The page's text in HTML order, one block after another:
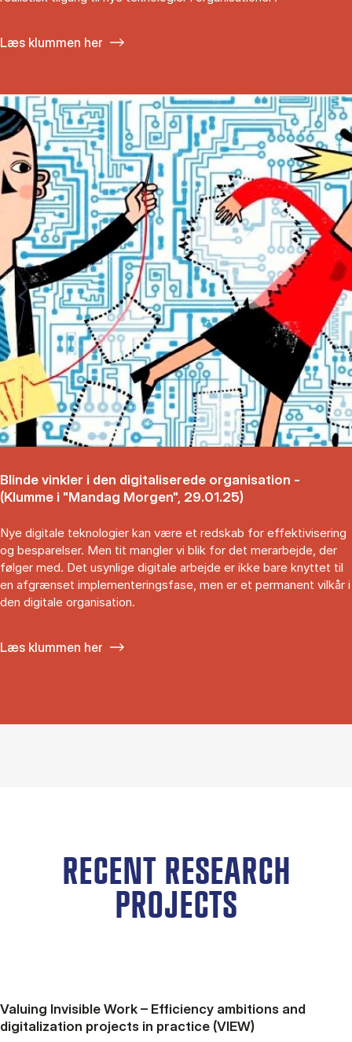
Læs klummen her
Blinde vinkler i den digitaliserede organisation -
(Klumme i "Mandag Morgen", 29.01.25)
Nye digitale teknologier kan være et redskab for effektivisering
og besparelser. Men tit mangler vi blik for det merarbejde, der
følger med. Det usynlige digitale arbejde er ikke bare knyttet til
en afgrænset implementeringsfase, men er et permanent vilkår i
den digitale organisation.
Læs klummen her
RECENT RESEARCH
PROJECTS
Valuing Invisible Work – Efficiency ambitions and
digitalization projects in practice (VIEW)